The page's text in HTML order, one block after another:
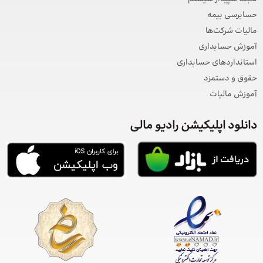
حسابرسی بیمه
مالیات شرکت‌ها
آموزش حسابداری
استانداردهای حسابداری
حقوق و دستمزد
آموزش مالیات
دانلود اپلیکیشن رادیو مالی